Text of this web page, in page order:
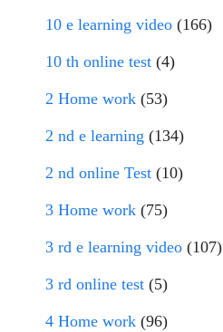
10 e learning video (166)
10 th online test (4)
2 Home work (53)
2 nd e learning (134)
2 nd online Test (10)
3 Home work (75)
3 rd e learning video (107)
3 rd online test (5)
4 Home work (96)